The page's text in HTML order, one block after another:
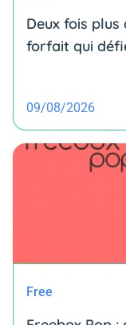
Deux fois
forfait qui
09/08/2026
Free